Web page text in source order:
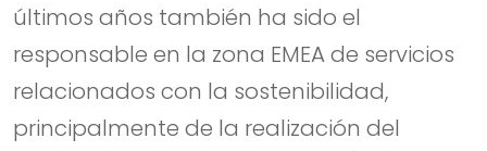
últimos años también ha sido el
responsable en la zona EMEA de servicios
relacionados con la sostenibilidad,
principalmente de la realización del